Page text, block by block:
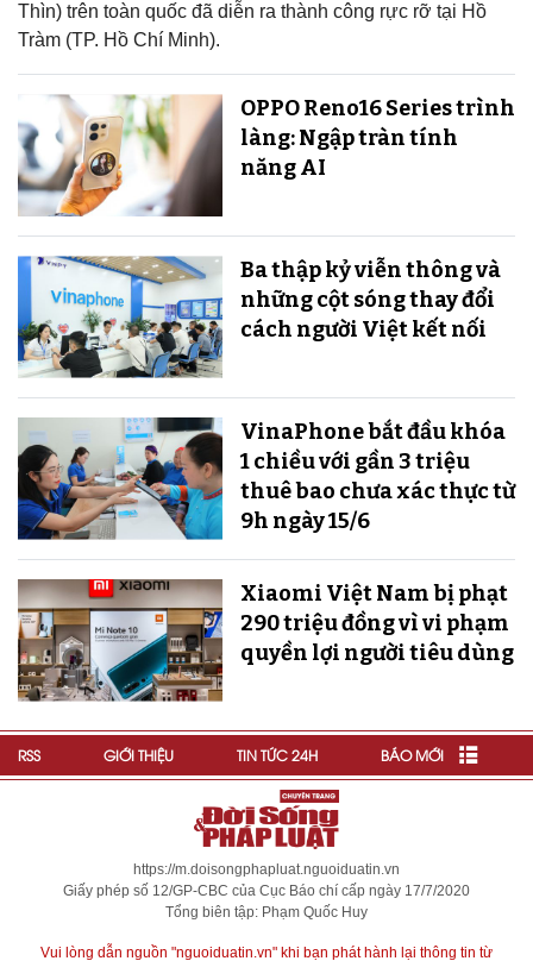
Thìn) trên toàn quốc đã diễn ra thành công rực rỡ tại Hồ
Tràm (TP. Hồ Chí Minh).
OPPO Reno16 Series trình
làng: Ngập tràn tính
năng AI
Ba thập kỷ viễn thông và
những cột sóng thay đổi
cách người Việt kết nối
VinaPhone bắt đầu khóa
1 chiều với gần 3 triệu
thuê bao chưa xác thực từ
9h ngày 15/6
Xiaomi Việt Nam bị phạt
290 triệu đồng vì vi phạm
quyền lợi người tiêu dùng
RSS GIỚI THIỆU TIN TỨC 24H BÁO MỚI
https://m.doisongphapluat.nguoiduatin.vn
Giấy phép số 12/GP-CBC của Cục Báo chí cấp ngày 17/7/2020
Tổng biên tập: Phạm Quốc Huy
Vui lòng dẫn nguồn "nguoiduatin.vn" khi bạn phát hành lại thông tin từ